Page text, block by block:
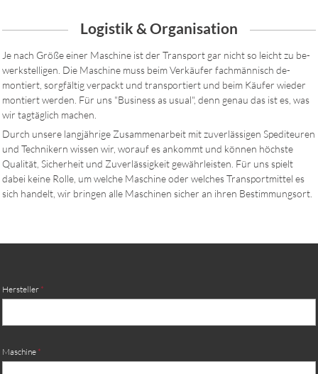
Logistik & Organisation
Je nach Größe einer Maschine ist der Trans­port gar nicht so leicht zu be­
werk­stelli­gen. Die Maschine muss beim Ver­käufer fach­männisch de­
montiert, sorg­fältig ver­packt und trans­por­tiert und beim Käufer wieder
mon­tiert werden. Für uns "Business as usual", denn genau das ist es, was
wir tag­täglich machen.
Durch unsere lang­jäh­ri­ge Zu­sam­men­arbeit mit zu­ver­lässigen Spe­di­teuren
und Tech­nikern wissen wir, worauf es an­kommt und kön­nen höchste
Qua­lität, Sicher­heit und Zu­ver­lässig­keit ge­währ­leis­ten. Für uns spielt
dabei keine Rolle, um welche Maschine oder welches Trans­port­mit­tel es
sich han­delt, wir bringen alle Ma­schinen sicher an ihren Be­stim­mungs­ort.
Hersteller *
Maschine *